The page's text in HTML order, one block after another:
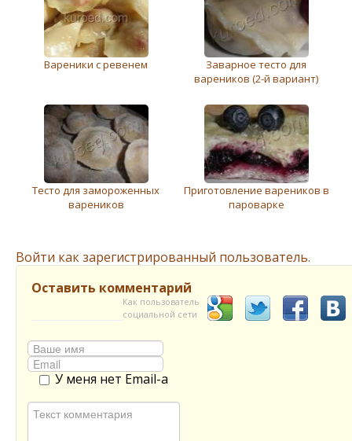
Вареники с ревенем
Заварное тесто для
вареников (2-й вариант)
Тесто для замороженных
вареников
Приготовление вареников в
пароварке
Войти как зарегистрированный пользователь.
Оставить комментарий
Как пользователь
социальной сети
У меня нет Email-а